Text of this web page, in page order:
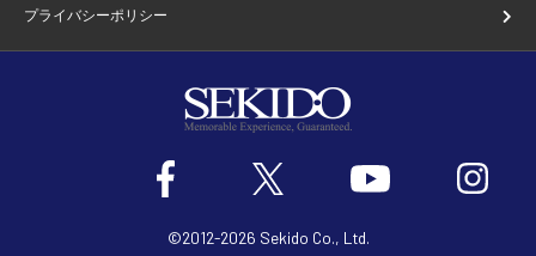
プライバシーポリシー
©2012-2026 Sekido Co., Ltd.